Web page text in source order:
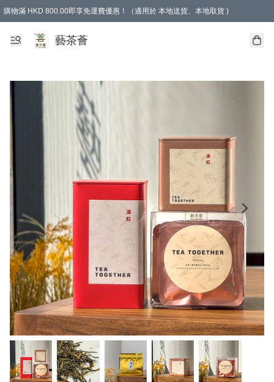
購物滿 HKD 800.00即享免運費優惠！（適用於 本地送貨、本地取貨 )
藝茶薈